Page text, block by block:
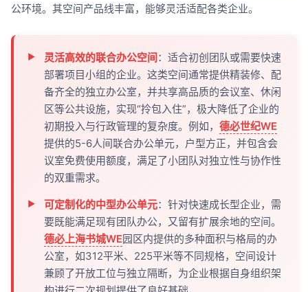
公环境。其空间产品线丰富，能够灵活适配各类企业。
灵活高效的联合办公空间 ：适合初创团队或需要快速
部署项目小组的企业。这类空间通常提供精装修、配
备齐全的独立办公室，并共享高品质的会议室、休闲
区等公共设施，实现“拎包入住”，极大降低了企业的
初期投入与行政管理的复杂度。例如， 德必世纪WE
提供的5-6人间联合办公单元，户型方正，并包含会
议室免费使用额度，满足了小团队对独立性与协作性
的双重需求。
可定制化的中型办公单元：针对快速成长型企业，需
要既能满足现有团队办公，又留有扩展余地的空间。
德必上海书城WE园区内提供的多种面积与格局的办
公室，如312平米、225平米等不同规格，空间设计
兼顾了开放工位与独立隔断，为企业根据自身组织架